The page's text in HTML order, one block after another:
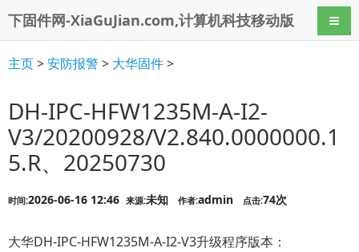
下固件网-XiaGuJian.com,计算机科技移动版 导航
主页>安防报警> 大华固件>
DH-IPC-HFW1235M-A-I2-
V3/20200928/V2.840.0000000.1
5.R、20250730
时间:2026-06-16 12:46 来源:未知 作者:admin 点击:74次
大华DH-IPC-HFW1235M-A-I2-V3升级程序版本：